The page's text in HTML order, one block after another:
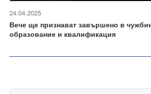
24.04.2025
Вече ще признават завършено в
образование и квалификация